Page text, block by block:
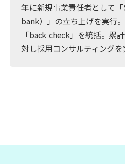
年に新規事業責任者として
bank）」の立ち上げを実行
「back check」を統括。累
対し採用コンサルティングを